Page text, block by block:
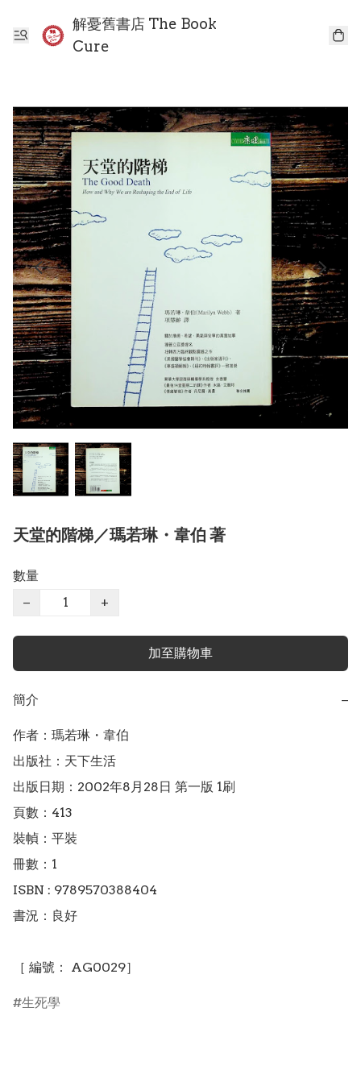
解憂舊書店 The Book
Cure
天堂的階梯／瑪若琳・韋伯 著
數量
−
+
加至購物車
簡介 −
作者：瑪若琳・韋伯
出版社：天下生活
出版日期：2002年8月28日 第一版 1刷
頁數：413
裝幀：平裝
冊數：1
ISBN : 9789570388404
書況：良好
［ 編號： AG0029］
生死學